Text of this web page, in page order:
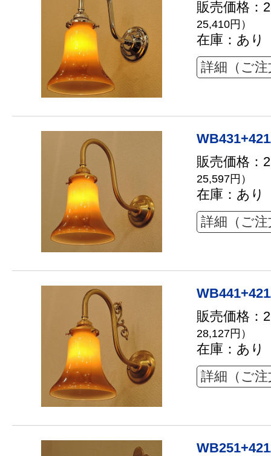
販売価格：
25,410円）
在庫：あり
詳細（ご
販売価格：
25,597円）
在庫：あり
詳細（ご
販売価格：
28,127円）
在庫：あり
詳細（ご